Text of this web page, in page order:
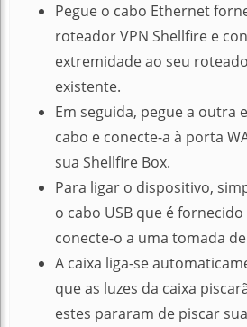
Pegue o cabo Ethernet
roteador VPN Shellfire e
extremidade ao seu
existente.
Em seguida, pegue a outra
cabo e conecte-a à porta
sua Shellfire Box.
Para ligar o dispositivo,
o cabo USB que é
conecte-o a uma tomada
A caixa liga-se
que as luzes da caixa
estes pararam de piscar